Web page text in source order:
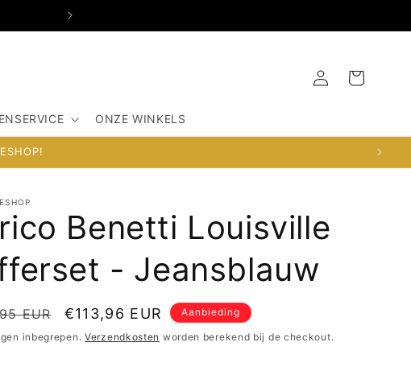
ONZE WINKELS
Inloggen
Winkelwagen
Benetti Louisville
- Jeansblauw
EUR Aanbiedingsprijs
€113,96 EUR Aanbieding
inbegrepen. Verzendkosten worden berekend bij de checkout.